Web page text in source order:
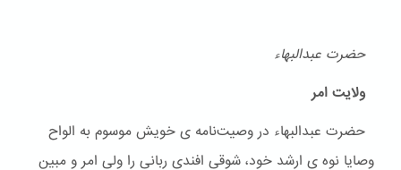
حضرت عبدالبهاء
ولایت امر
حضرت عبدالبهاء در وصیت‌نامه ی خویش موسوم به الواح
وصایا نوه ی ارشد خود، شوقی افندی ربانی را ولی امر و مبین